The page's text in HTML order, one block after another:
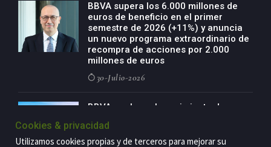
BBVA supera los 6.000 millones de
euros de beneficio en el primer
semestre de 2026 (+11%) y anuncia
un nuevo programa extraordinario de
recompra de acciones por 2.000
millones de euros
30-Julio-2026
BBVA acelera el crecimiento de su
de especialización presente en siete
países
Cookies & privacidad
Utilizamos cookies propias y de terceros para mejorar su